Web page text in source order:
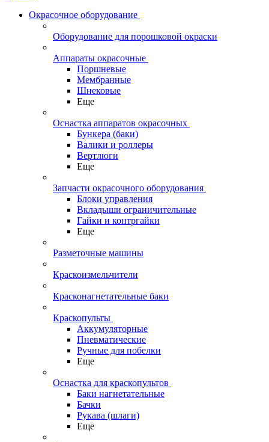
Окрасочное оборудование
Оборудование для порошковой окраски
Аппараты окрасочные
Поршневые
Мембранные
Шнековые
Еще
Оснастка аппаратов окрасочных
Бункера (баки)
Валики и роллеры
Вертлюги
Еще
Запчасти окрасочного оборудования
Блоки управления
Вкладыши ограничительные
Гайки и контргайки
Еще
Разметочные машины
Краскоизмельчители
Красконагнетательные баки
Краскопульты
Аккумуляторные
Пневматические
Ручные для побелки
Еще
Оснастка для краскопультов
Баки нагнетательные
Бачки
Рукава (шлаги)
Еще